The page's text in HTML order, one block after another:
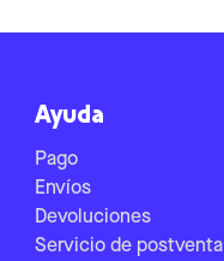
Ayuda
Pago
Envíos
Devoluciones
Servicio de postventa